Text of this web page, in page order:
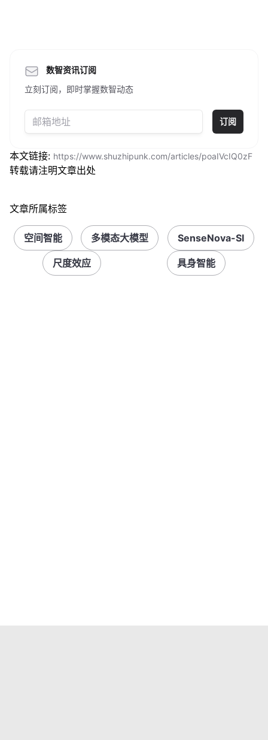
数智资讯订阅
立刻订阅，即时掌握数智动态
订阅
本文链接: https://www.shuzhipunk.com/articles/poaIVcIQ0zF
转载请注明文章出处
文章所属标签
空间智能 多模态大模型 SenseNova-SI
尺度效应 具身智能